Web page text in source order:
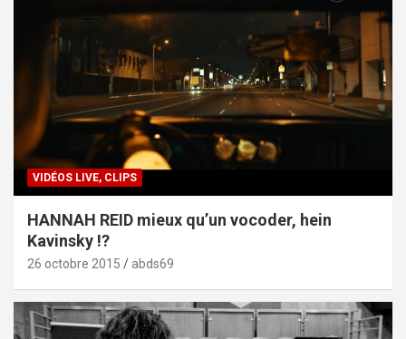
VIDÉOS LIVE, CLIPS
HANNAH REID mieux qu’un vocoder, hein
Kavinsky !?
26 octobre 2015 abds69